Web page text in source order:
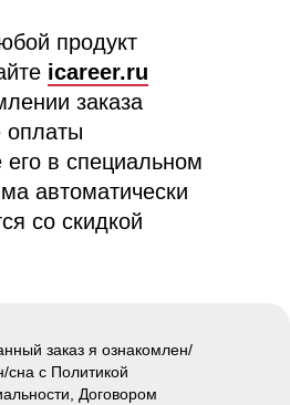
продукт
icareer.ru
заказа
оплаты
его в специальном
автоматически
со скидкой
заказ я ознакомлен/
сна с Политикой
Договором